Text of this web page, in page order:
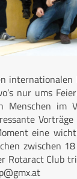
nur ums
im
eine
zwischen
Rotaract